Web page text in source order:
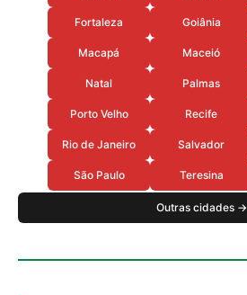
Fortaleza Goiânia
Macapá Maceió
Natal Palmas
Porto Velho Recife
Rio de Janeiro Salvador
São Paulo Teresina
Outras cidades →